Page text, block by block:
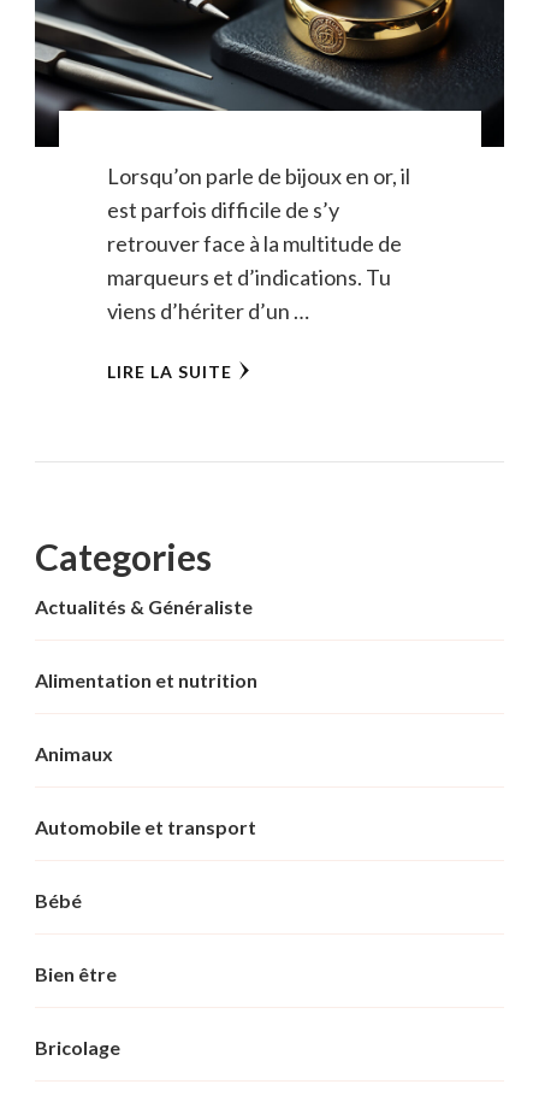
Lorsqu’on parle de bijoux en or, il
est parfois difficile de s’y
retrouver face à la multitude de
marqueurs et d’indications. Tu
viens d’hériter d’un …
LIRE LA SUITE
Categories
Actualités & Généraliste
Alimentation et nutrition
Animaux
Automobile et transport
Bébé
Bien être
Bricolage